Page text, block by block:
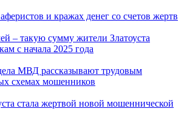
и кражах денег со счетов жертв
– такую сумму жители Златоуста
с начала 2025 года
МВД рассказывают трудовым
схемах мошенников
стала жертвой новой мошеннической